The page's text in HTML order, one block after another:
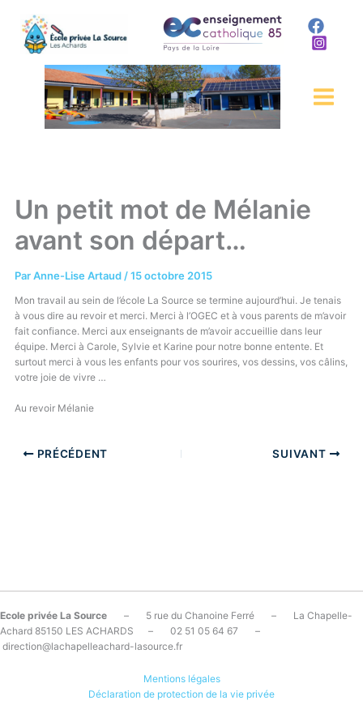
contenu
Un petit mot de Mélanie
avant son départ…
ParAnne-Lise Artaud /15 octobre 2015
Mon travail au sein de l’école La Source se termine aujourd’hui. Je tenais
à vous dire au revoir et merci. Merci à l’OGEC et à vous parents de m’avoir
fait confiance. Merci aux enseignants de m’avoir accueillie dans leur
équipe. Merci à Carole, Sylvie et Karine pour notre bonne entente. Et
surtout merci à vous les enfants pour vos sourires, vos dessins, vos câlins,
votre joie de vivre …
Au revoir Mélanie
PRÉCÉDENT SUIVANT
Ecole privée La Source – 5 rue du Chanoine Ferré – La Chapelle-
Achard 85150 LES ACHARDS – 02 51 05 64 67 –
direction@lachapelleachard-lasource.fr
Mentions légales
Déclaration de protection de la vie privée